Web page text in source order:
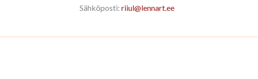
Sähköposti: riiul@lennart.ee